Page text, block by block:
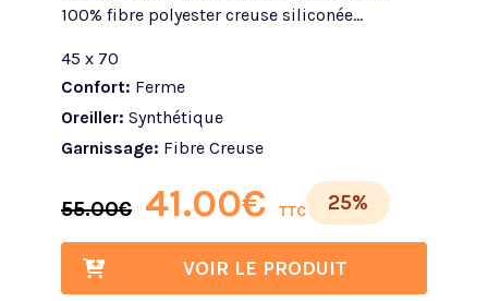
100% fibre polyester creuse siliconée...
45 x 70
Confort: Ferme
Oreiller: Synthétique
Garnissage: Fibre Creuse
55.00€ 41.00€ TTC 25%
VOIR LE PRODUIT